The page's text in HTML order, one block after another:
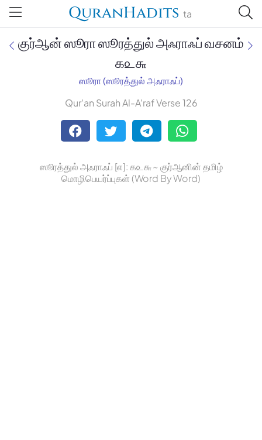
QuranHadits ta
Jan Trust Foundation
Mufti Omar Sheriff Qasimi,
குர்ஆன் ஸூரா ஸூரத்துல் அஃராஃப் வசனம்
௧௨௬
ஸூரா (ஸூரத்துல் அஃராஃப்)
Qur'an Surah Al-A'raf Verse 126
ஸூரத்துல் அஃராஃப் [௭]: ௧௨௬ ~ குர்ஆனின் தமிழ்
மொழிபெயர்ப்புகள் (Word By Word)